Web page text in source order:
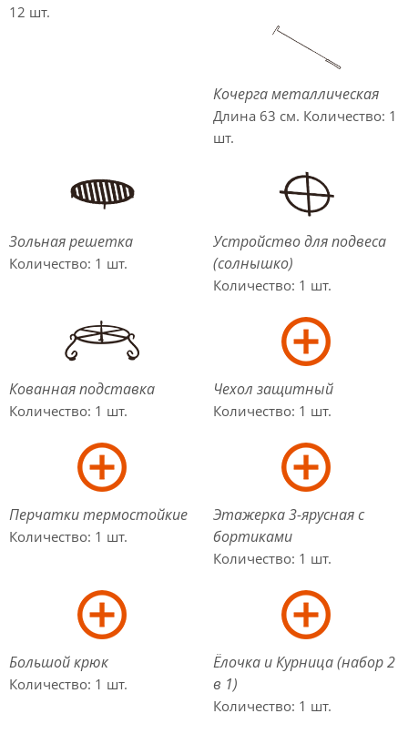
12 шт.
Кочерга металлическая
Длина 63 см. Количество: 1
шт.
Зольная решетка
Количество: 1 шт.
Устройство для подвеса
(солнышко)
Количество: 1 шт.
Кованная подставка
Количество: 1 шт.
Чехол защитный
Количество: 1 шт.
Перчатки термостойкие
Количество: 1 шт.
Этажерка 3-ярусная с
бортиками
Количество: 1 шт.
Большой крюк
Количество: 1 шт.
Ёлочка и Курница (набор 2
в 1)
Количество: 1 шт.